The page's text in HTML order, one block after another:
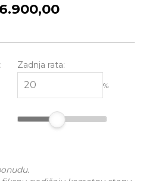
Zadnja rata:
%